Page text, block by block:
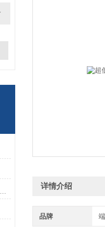
详情介绍
品牌